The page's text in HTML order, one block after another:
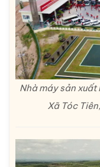
Nhà máy sản
Xã Tóc